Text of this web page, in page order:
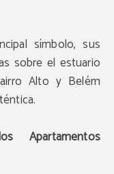
símbolo, sus
sobre el estuario
Alto y Belém
Apartamentos